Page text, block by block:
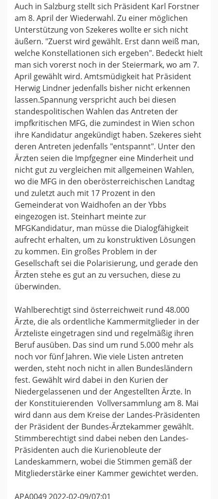
Auch in Salzburg stellt sich Präsident Karl Forstner
am 8. April der Wiederwahl. Zu einer möglichen
Unterstützung von Szekeres wollte er sich nicht
äußern. "Zuerst wird gewählt. Erst dann weiß man,
welche Konstellationen sich ergeben". Bedeckt hielt
man sich vorerst noch in der Steiermark, wo am 7.
April gewählt wird. Amtsmüdigkeit hat Präsident
Herwig Lindner jedenfalls bisher nicht erkennen
lassen.Spannung verspricht auch bei diesen
standespolitischen Wahlen das Antreten der
impfkritischen MFG, die zumindest in Wien schon
ihre Kandidatur angekündigt haben. Szekeres sieht
deren Antreten jedenfalls "entspannt". Unter den
Ärzten seien die Impfgegner eine Minderheit und
nicht gut zu vergleichen mit allgemeinen Wahlen,
wo die MFG in den oberösterreichischen Landtag
und zuletzt auch mit 17 Prozent in den
Gemeinderat von Waidhofen an der Ybbs
eingezogen ist. Steinhart meinte zur
MFGKandidatur, man müsse die Dialogfähigkeit
aufrecht erhalten, um zu konstruktiven Lösungen
zu kommen. Ein großes Problem in der
Gesellschaft sei die Polarisierung, und gerade den
Ärzten stehe es gut an zu versuchen, diese zu
überwinden.
Wahlberechtigt sind österreichweit rund 48.000
Ärzte, die als ordentliche Kammermitglieder in der
Ärzteliste eingetragen sind und regelmäßig ihren
Beruf ausüben. Das sind um rund 5.000 mehr als
noch vor fünf Jahren. Wie viele Listen antreten
werden, steht noch nicht in allen Bundesländern
fest. Gewählt wird dabei in den Kurien der
Niedergelassenen und der Angestellten Ärzte. In
der Konstituierenden Vollversammlung am 8. Mai
wird dann aus dem Kreise der Landes-Präsidenten
der Präsident der Bundes-Ärztekammer gewählt.
Stimmberechtigt sind dabei neben den Landes-
Präsidenten auch die Kurienobleute der
Landeskammern, wobei die Stimmen gemäß der
Mitgliederstärke einer Kammer gewichtet werden.
APA0049 2022-02-09/07:01